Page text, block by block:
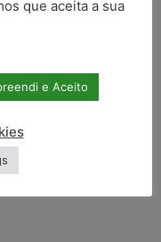
que aceita a sua
e Aceito